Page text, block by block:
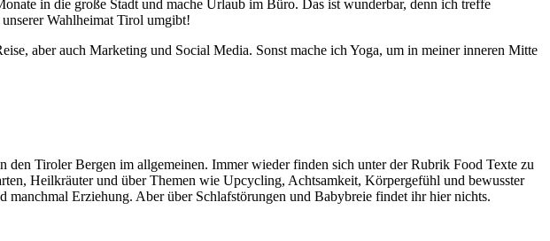
in die große Stadt und mache Urlaub im Büro. Das ist wunderbar, denn ich treffe
Wahlheimat Tirol umgibt!
aber auch Marketing und Social Media. Sonst mache ich Yoga, um in meiner inneren Mitte
Tiroler Bergen im allgemeinen. Immer wieder finden sich unter der Rubrik Food Texte zu
Heilkräuter und über Themen wie Upcycling, Achtsamkeit, Körpergefühl und bewusster
Erziehung. Aber über Schlafstörungen und Babybreie findet ihr hier nichts.